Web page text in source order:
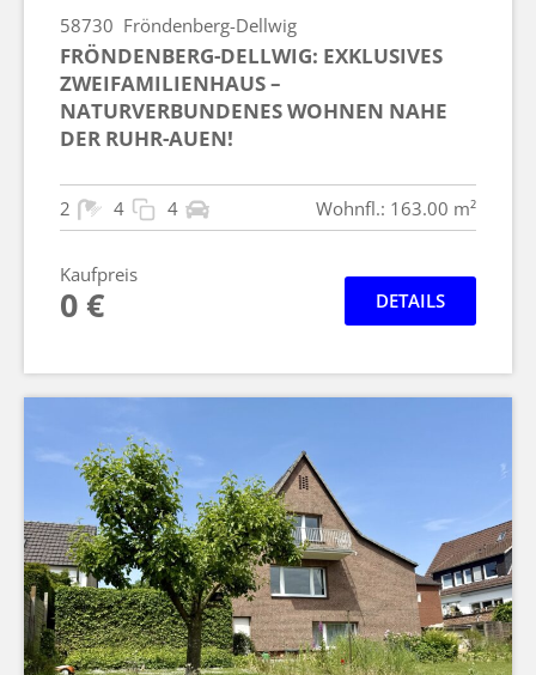
58730 Fröndenberg-Dellwig
FRÖNDENBERG-DELLWIG: EXKLUSIVES
ZWEIFAMILIENHAUS –
NATURVERBUNDENES WOHNEN NAHE
DER RUHR-AUEN!
2 4 4 Wohnfl.: 163.00 m²
Kaufpreis
0 € DETAILS